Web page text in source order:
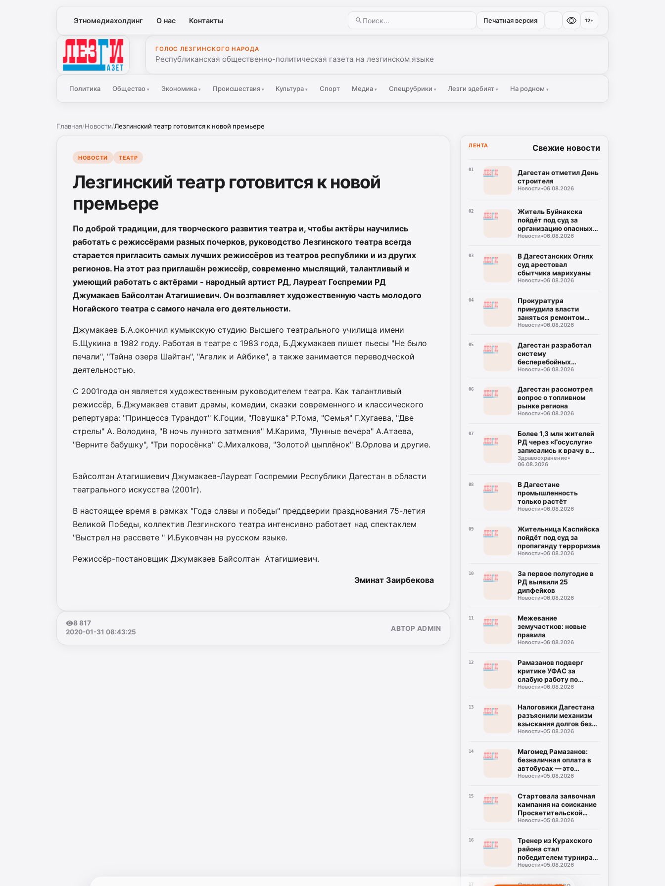
Этномедиахолдинг О нас Контакты Печатная версия 12+
Лезги Газет
ГОЛОС ЛЕЗГИНСКОГО НАРОДА
Республиканская общественно-политическая газета на лезгинском языке
Политика Общество▾ Экономика ▾ Происшествия ▾ Культура▾ Спорт Медиа ▾ Спецрубрики ▾ Лезги эдебият▾ На родном▾
Главная/Новости/Лезгинский театр готовится к новой премьере
НОВОСТИ ТЕАТР
Лезгинский театр готовится к новой
премьере
По доброй традиции, для творческого развития театра и, чтобы актёры научились
работать с режиссёрами разных почерков, руководство Лезгинского театра всегда
старается пригласить самых лучших режиссёров из театров республики и из других
регионов. На этот раз приглашён режиссёр, современно мыслящий, талантливый и
умеющий работать с актёрами - народный артист РД, Лауреат Госпремии РД
Джумакаев Байсолтан Атагишиевич. Он возглавляет художественную часть молодого
Ногайского театра с самого начала его деятельности.
Джумакаев Б.А.окончил кумыкскую студию Высшего театрального училища имени
Б.Щукина в 1982 году. Работая в театре с 1983 года, Б.Джумакаев пишет пьесы "Не было
печали", "Тайна озера Шайтан", "Агалик и Айбике", а также занимается переводческой
деятельностью.
С 2001года он является художественным руководителем театра. Как талантливый
режиссёр, Б.Джумакаев ставит драмы, комедии, сказки современного и классического
репертуара: "Принцесса Турандот" К.Гоции, "Ловушка" Р.Тома, "Семья" Г.Хугаева, "Две
стрелы" А. Володина, "В ночь лунного затмения" М.Карима, "Лунные вечера" А.Атаева,
"Верните бабушку", "Три поросёнка" С.Михалкова, "Золотой цыплёнок" В.Орлова и другие.
Байсолтан Атагишиевич Джумакаев-Лауреат Госпремии Республики Дагестан в области
театрального искусства (2001г).
В настоящее время в рамках "Года славы и победы" преддверии празднования 75-летия
Великой Победы, коллектив Лезгинского театра интенсивно работает над спектаклем
"Выстрел на рассвете " И.Буковчан на русском языке.
Режиссёр-постановщик Джумакаев Байсолтан Атагишиевич.
Эминат Заирбекова
8 817
2020-01-31 08:43:25
АВТОР ADMIN
ЛЕНТА Свежие новости
01
Дагестан отметил День
строителя
Новости•06.08.2026
02
Житель Буйнакска
пойдёт под суд за
организацию опасных
конных прогулок
Новости•06.08.2026
03
В Дагестанских Огнях
суд арестовал
сбытчика марихуаны
Новости•06.08.2026
04
Прокуратура
принудила власти
заняться ремонтом
моста в поселке
Новости•06.08.2026
05
Дагестан разработал
систему
бесперебойных
поставок топлива для
Новости•06.08.2026
06
Дагестан рассмотрел
вопрос о топливном
рынке региона
Новости•06.08.2026
07
Более 1,3 млн жителей
РД через «Госуслуги»
записались к врачу в
этом году
Здравоохранение•
06.08.2026
08
В Дагестане
промышленность
только растёт
Новости•06.08.2026
09
Жительница Каспийска
пойдёт под суд за
пропаганду терроризма
Новости•06.08.2026
10
За первое полугодие в
РД выявили 25
дипфейков
Новости•06.08.2026
11
Межевание
земучастков: новые
правила
Новости•06.08.2026
12
Рамазанов подверг
критике УФАС за
слабую работу по
снижению цен на
Новости•06.08.2026
13
Налоговики Дагестана
разъяснили механизм
взыскания долгов без
суда
Новости•05.08.2026
14
Магомед Рамазанов:
безналичная оплата в
автобусах — это
требование, а не
Новости•05.08.2026
15
Стартовала заявочная
кампания на соискание
Просветительской
награды «Знание.
Новости•05.08.2026
16
Тренер из Курахского
района стал
победителем турнира
по настольному
Новости•05.08.2026
17